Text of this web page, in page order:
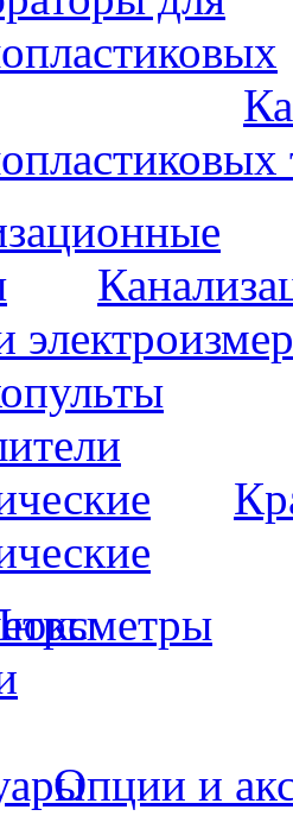
Опции и